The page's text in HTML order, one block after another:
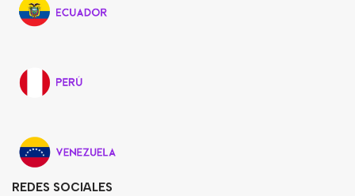
REDES SOCIALES